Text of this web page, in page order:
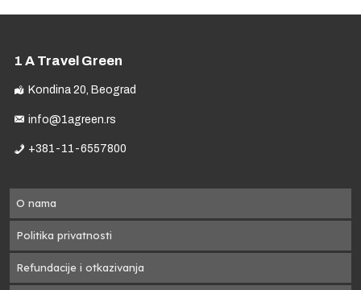
1 A Travel Green
Kondina 20, Beograd
info@1agreen.rs
+381-11-6557800
O nama
Politika privatnosti
Refundacije i otkazivanja